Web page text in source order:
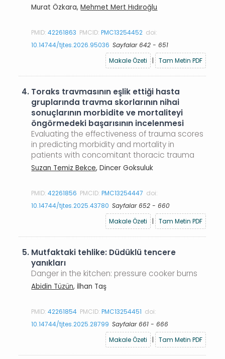
Murat Özkara,Mehmet Mert Hıdıroğlu
PMID:42261863 PMCID:PMC13254452 doi:
10.14744/tjtes.2026.95036 Sayfalar 642 - 651
Makale Özeti
| Tam Metin PDF
4. Toraks travmasının eşlik ettiği hasta
gruplarında travma skorlarının nihai
sonuçlarının morbidite ve mortaliteyi
öngörmedeki başarısının incelenmesi
Evaluating the effectiveness of trauma scores
in predicting morbidity and mortality in
patients with concomitant thoracic trauma
Suzan Temiz Bekce, Dincer Goksuluk
PMID:42261856 PMCID:PMC13254447 doi:
10.14744/tjtes.2025.43780 Sayfalar 652 - 660
Makale Özeti
| Tam Metin PDF
5. Mutfaktaki tehlike: Düdüklü tencere
yanıkları
Danger in the kitchen: pressure cooker burns
Abidin Tüzün, İlhan Taş
PMID:42261854 PMCID:PMC13254451 doi:
10.14744/tjtes.2025.28799 Sayfalar 661 - 666
Makale Özeti
| Tam Metin PDF